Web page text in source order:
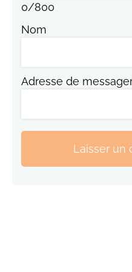
0/800
Nom
Adresse de
Laisser un